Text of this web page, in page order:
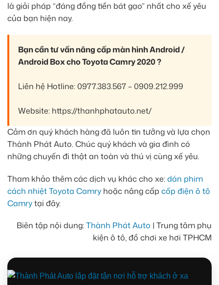
là giải pháp “đáng đồng tiền bát gạo” nhất cho xế yêu
của bạn hiện nay.
Bạn cần tư vấn nâng cấp màn hình Android /
Android Box cho Toyota Camry 2020 ?
Liên hệ Hotline: 0977.383.567 – 0909.212.999
Website: https://thanhphatauto.net/
Cảm ơn quý khách hàng đã luôn tin tưởng và lựa chọn
Thành Phát Auto. Chúc quý khách và gia đình có
những chuyến đi thật an toàn và thú vị cùng xế yêu.
Tham khảo thêm các dịch vụ khác cho xe:dán phim
cách nhiệt Toyota Camry hoặc nâng cấp cốp điện ô tô
Camrytại đây.
Biên tập nội dung:Thành Phát Auto | Trung tâm phụ
kiện ô tô, đồ chơi xe hơi TPHCM